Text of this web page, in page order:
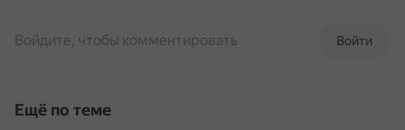
Войти
Войдите, чтобы комментировать
Ещё по теме